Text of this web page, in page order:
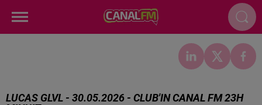
LUCAS GLVL - 30.05.2026 - CLUB'IN CANAL FM 23H